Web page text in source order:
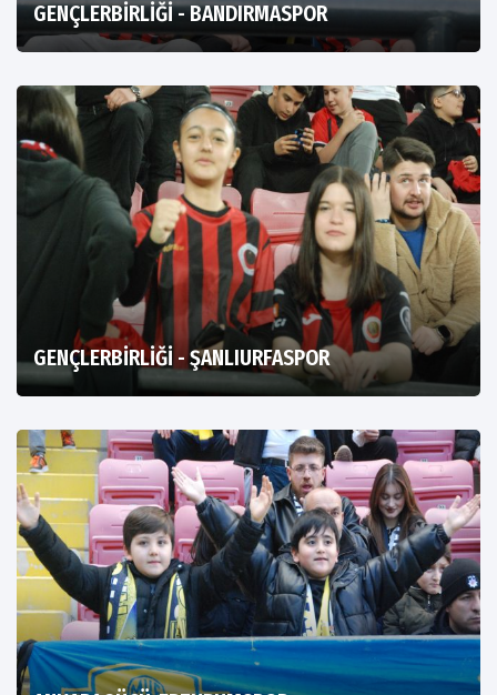
GENÇLERBİRLİĞİ - BANDIRMASPOR
GENÇLERBİRLİĞİ - ŞANLIURFASPOR